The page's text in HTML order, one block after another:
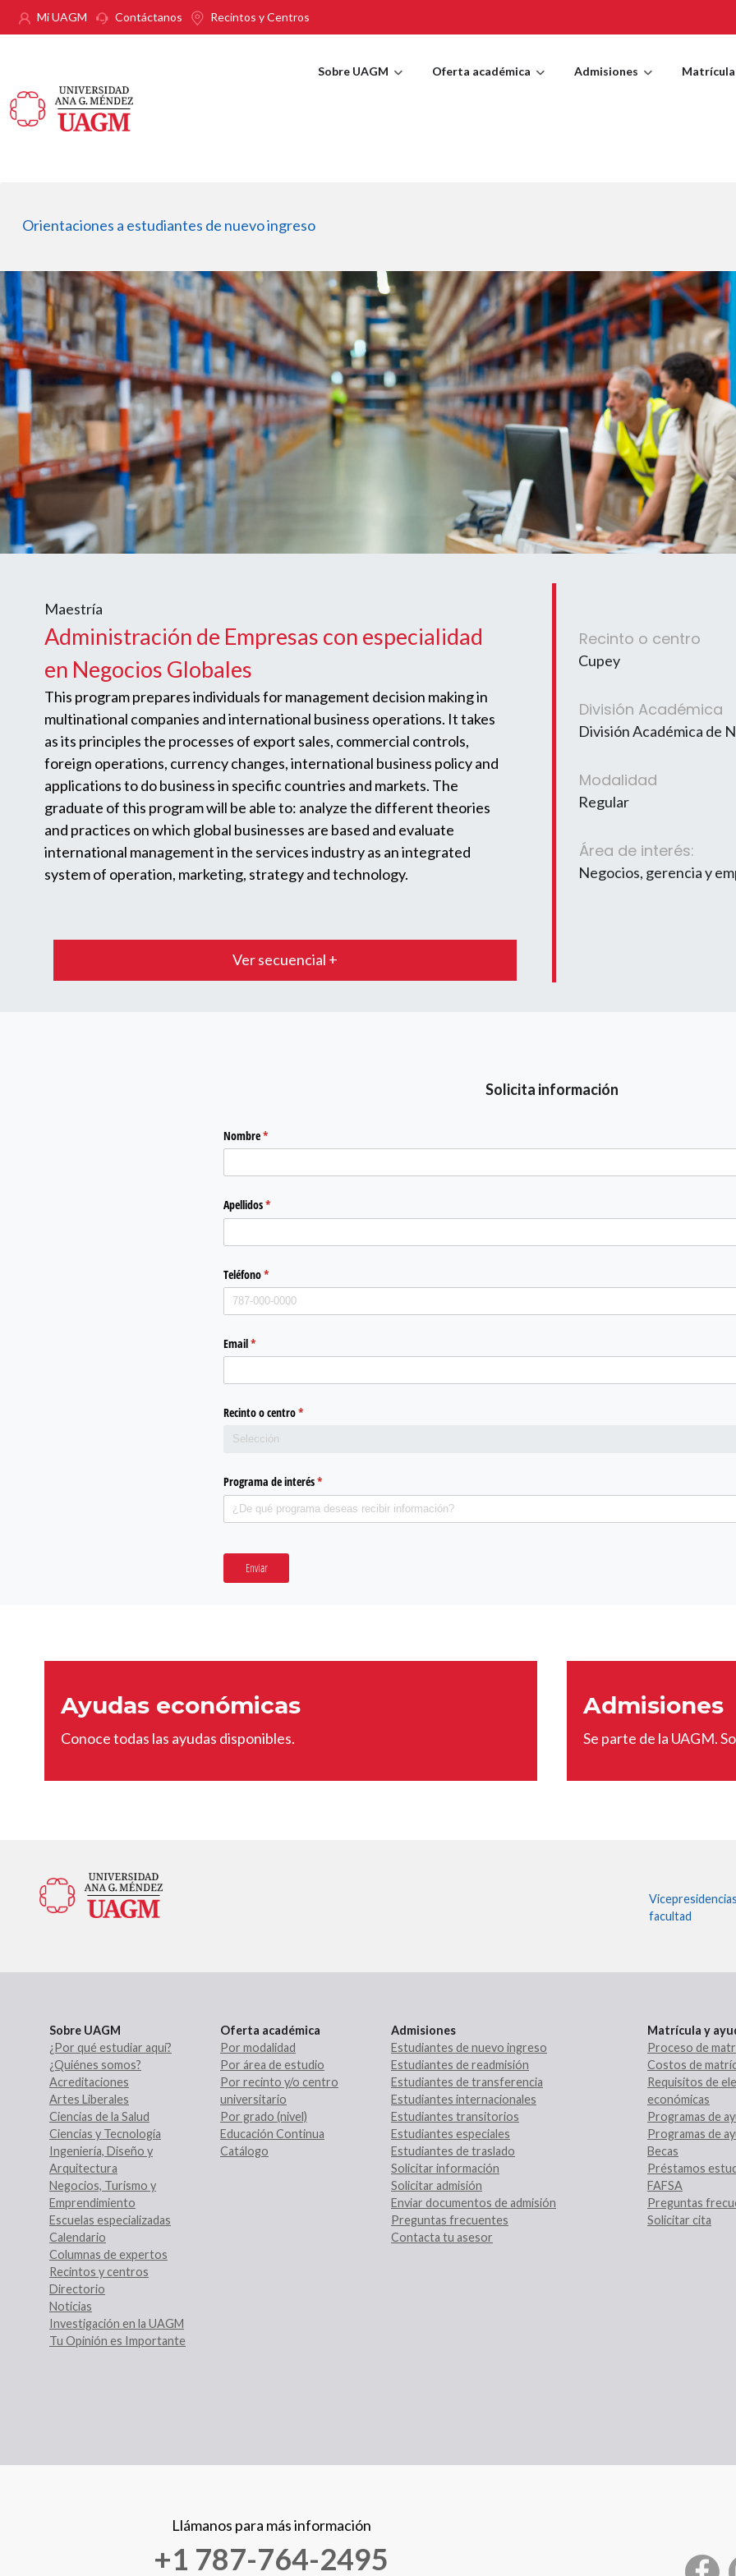
Pasar al contenido principal
Mi UAGM Contáctanos Recintos y Centros
Sobre UAGM Oferta académica Admisiones Matrícula
Orientaciones a estudiantes de nuevo ingreso
Maestría
Administración de Empresas con especialidad
en Negocios Globales
This program prepares individuals for management decision making in
multinational companies and international business operations. It takes
as its principles the processes of export sales, commercial controls,
foreign operations, currency changes, international business policy and
applications to do business in specific countries and markets. The
graduate of this program will be able to: analyze the different theories
and practices on which global businesses are based and evaluate
international management in the services industry as an integrated
system of operation, marketing, strategy and technology.
Ver secuencial +
Recinto o centro
Cupey
División Académica
División Académica de
Modalidad
Regular
Área de interés:
Negocios, gerencia y
Solicita información
Nombre*
(required)
Apellidos*
(required)
Teléfono*
(required)
Email*
(required)
Recinto o centro*
(required)
Programa de interés*
(required)
Enviar
Ayudas económicas
Conoce todas las ayudas disponibles.
Admisiones
Se parte de la UAGM.
Vicepresidencias
facultad
Sobre UAGM
¿Por qué estudiar aquí?
¿Quiénes somos?
Acreditaciones
Artes Liberales
Ciencias de la Salud
Ciencias y Tecnología
Ingeniería, Diseño y
Arquitectura
Negocios, Turismo y
Emprendimiento
Escuelas especializadas
Calendario
Columnas de expertos
Recintos y centros
Directorio
Noticias
Investigación en la UAGM
Tu Opinión es Importante
Oferta académica
Por modalidad
Por área de estudio
Por recinto y/o centro
universitario
Por grado (nivel)
Educación Continua
Catálogo
Admisiones
Estudiantes de nuevo ingreso
Estudiantes de readmisión
Estudiantes de transferencia
Estudiantes internacionales
Estudiantes transitorios
Estudiantes especiales
Estudiantes de traslado
Solicitar información
Solicitar admisión
Enviar documentos de admisión
Preguntas frecuentes
Contacta tu asesor
Matrícula y
Proceso de
Costos de
Requisitos de
económicas
Programas de
Programas de
Becas
Préstamos
FAFSA
Preguntas
Solicitar cita
Llámanos para más información
+1 787-764-2495